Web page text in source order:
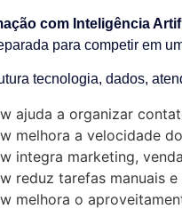
com Inteligência
para competir em
tecnologia, dados,
ajuda a organizar
melhora a velocidade
integra marketing,
reduz tarefas manuais
melhora o